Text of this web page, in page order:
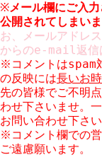
※メール欄にご入
公開 されてしまい
お、メールアドレ
からのe-mail返信
※コメントはspam
の反映には長いお
先の皆様でご不明
わせ下さいませ。
お問い合わせ下さい
※コメント欄での
ご遠慮願います。